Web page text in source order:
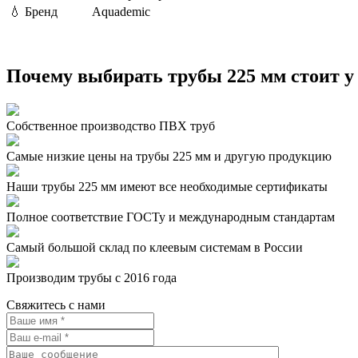
💧 Бренд Aquademic
Почему выбирать трубы 225 мм стоит у
Собственное производство ПВХ труб
Самые низкие цены на трубы 225 мм и другую продукцию
Наши трубы 225 мм имеют все необходимые сертификаты
Полное соответствие ГОСТу и международным стандартам
Самый большой склад по клеевым системам в России
Производим трубы с 2016 года
Свяжитесь с нами